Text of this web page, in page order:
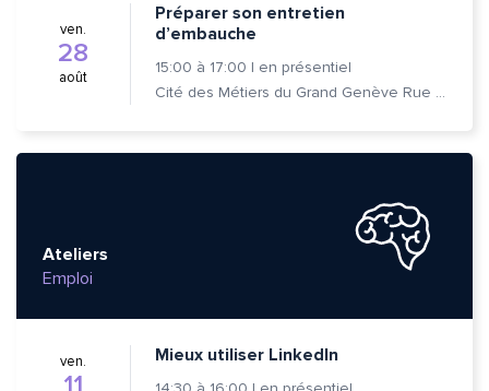
ven.
28
août
Préparer son entretien
d’embauche
15:00 à 17:00 | en présentiel
Cité des Métiers du Grand Genève Rue Prévost-Martin 6 1205 Genève
Ateliers
Emploi
ven. Mieux utiliser LinkedIn